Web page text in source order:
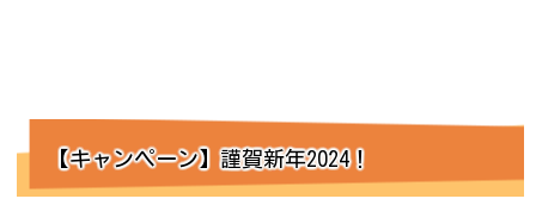
【キャンペーン】謹賀新年2024！